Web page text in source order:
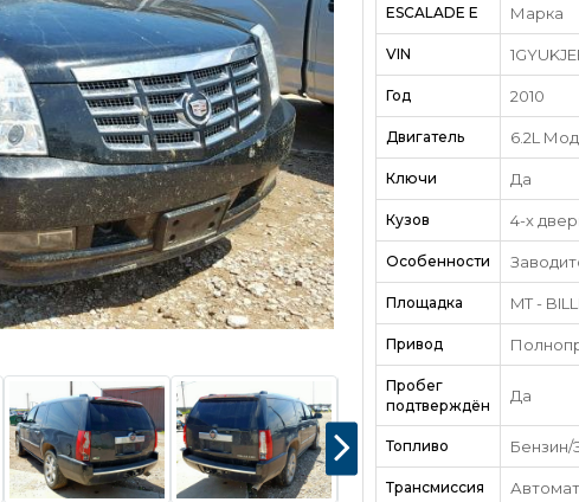
ESCALADE E Марка
VIN
Год 2010
Двигатель 6.2L
Ключи Да
Кузов 4-х
Особенности
Площадка MT -
Привод
Пробег
подтверждён
Да
Топливо Бензин/
Трансмиссия Автомат